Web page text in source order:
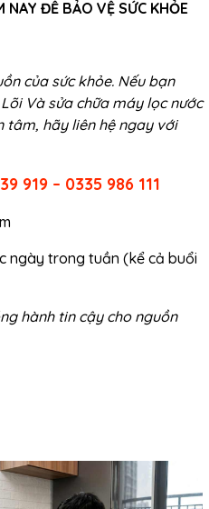
NAY ĐỂ BẢO VỆ SỨC KHỎE
của sức khỏe. Nếu bạn
Và sửa chữa máy lọc nước
tâm, hãy liên hệ ngay với
919 – 0335 986 111
ngày trong tuần (kể cả buổi
hành tin cậy cho nguồn